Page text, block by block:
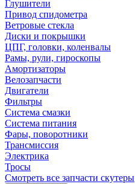
Глушители
Привод спидометра
Ветровые стекла
Диски и покрышки
ЦПГ, головки, коленвалы
Рамы, рули, гироскопы
Амортизаторы
Велозапчасти
Двигатели
Фильтры
Система смазки
Система питания
Фары, поворотники
Трансмиссия
Электрика
Тросы
Смотреть все запчасти скутеры